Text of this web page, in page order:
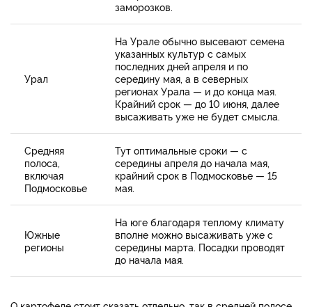
заморозков.
Урал
На Урале обычно высевают семена
указанных культур с самых
последних дней апреля и по
середину мая, а в северных
регионах Урала — и до конца мая.
Крайний срок — до 10 июня, далее
высаживать уже не будет смысла.
Средняя
полоса,
включая
Подмосковье
Тут оптимальные сроки — с
середины апреля до начала мая,
крайний срок в Подмосковье — 15
мая.
Южные
регионы
На юге благодаря теплому климату
вполне можно высаживать уже с
середины марта. Посадки проводят
до начала мая.